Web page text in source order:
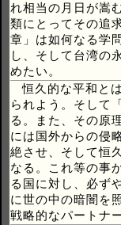
れ相当の月日が嵩
類にとってその追
章」は如何なる学
し、そして台湾の
めたい。
恒久的な平和と
られよう。そして
る。また、その原
には国外からの侵
絶させ、そして恒
なる。これ等の事
る国に対し、必ず
に世の中の暗闇を
戦略的なパートナ